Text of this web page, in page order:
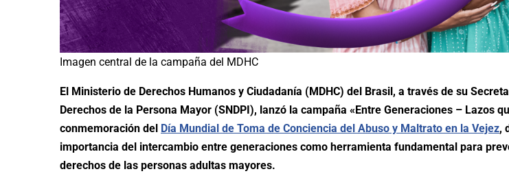
Imagen central de la campaña del MDHC
El Ministerio de Derechos Humanos y Ciudadanía (MDHC) del Brasil, a través de su
Derechos de la Persona Mayor (SNDPI), lanzó la campaña «Entre Generaciones – Lazos
conmemoración del Día Mundial de Toma de Conciencia del Abuso y Maltrato en la Vejez,
importancia del intercambio entre generaciones como herramienta fundamental para
derechos de las personas adultas mayores.